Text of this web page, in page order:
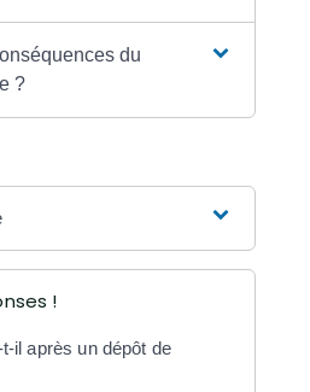
du
?
!
il après un dépôt de